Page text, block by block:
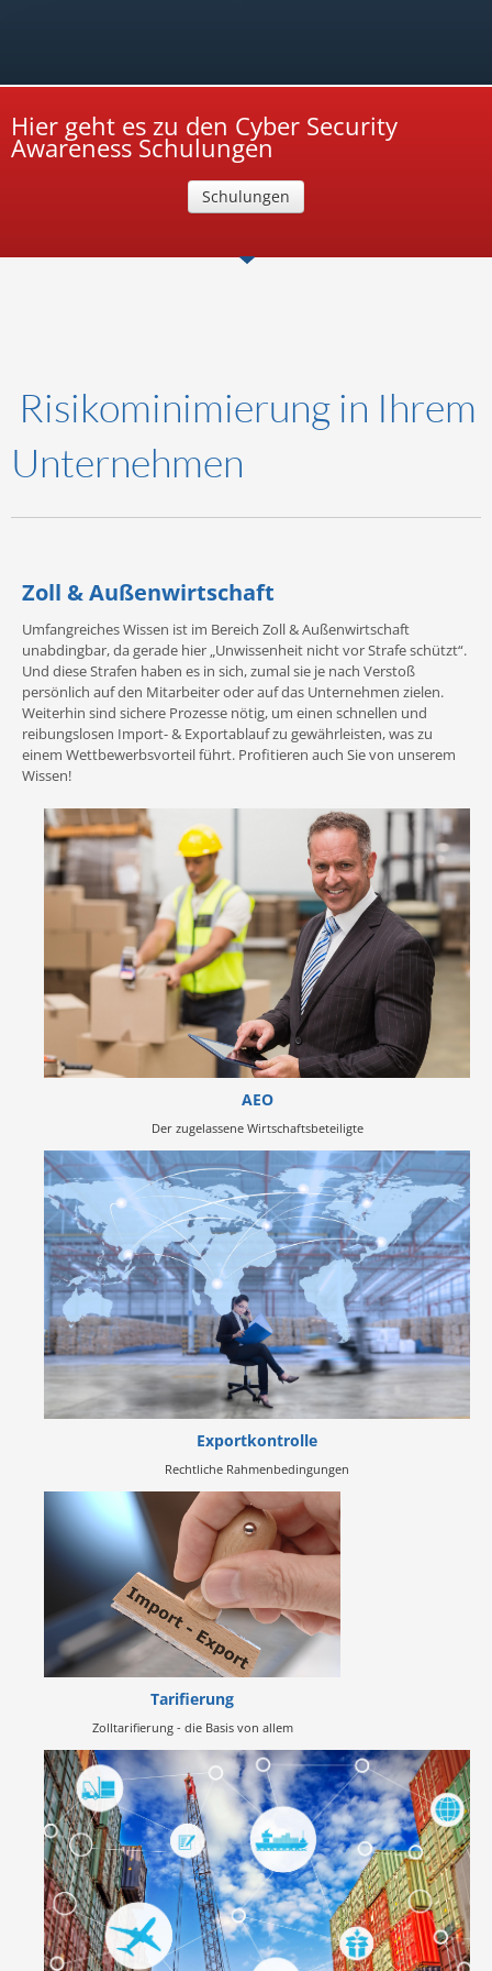
Hier geht es zu den Cyber Security
Awareness Schulungen
Schulungen
Risikominimierung in Ihrem
Unternehmen
Zoll & Außenwirtschaft
Umfangreiches Wissen ist im Bereich Zoll & Außenwirtschaft
unabdingbar, da gerade hier „Unwissenheit nicht vor Strafe schützt“.
Und diese Strafen haben es in sich, zumal sie je nach Verstoß
persönlich auf den Mitarbeiter oder auf das Unternehmen zielen.
Weiterhin sind sichere Prozesse nötig, um einen schnellen und
reibungslosen Import- & Exportablauf zu gewährleisten, was zu
einem Wettbewerbsvorteil führt. Profitieren auch Sie von unserem
Wissen!
AEO
Der zugelassene Wirtschaftsbeteiligte
Exportkontrolle
Rechtliche Rahmenbedingungen
Tarifierung
Zolltarifierung - die Basis von allem